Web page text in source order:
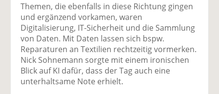
Themen, die ebenfalls in diese Richtung gingen
und ergänzend vorkamen, waren
Digitalisierung, IT-Sicherheit und die Sammlung
von Daten. Mit Daten lassen sich bspw.
Reparaturen an Textilien rechtzeitig vormerken.
Nick Sohnemann sorgte mit einem ironischen
Blick auf KI dafür, dass der Tag auch eine
unterhaltsame Note erhielt.